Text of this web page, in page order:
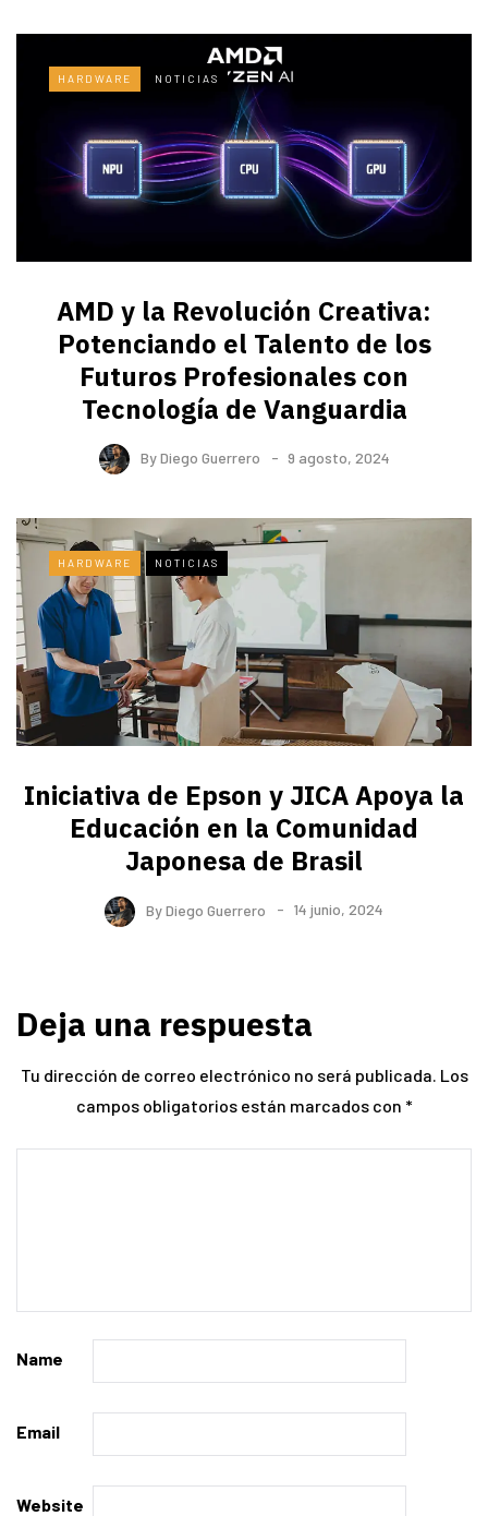
HARDWARE NOTICIAS
AMD y la Revolución Creativa:
Potenciando el Talento de los
Futuros Profesionales con
Tecnología de Vanguardia
ByDiego Guerrero 9 agosto, 2024
HARDWARE NOTICIAS
Iniciativa de Epson y JICA Apoya la
Educación en la Comunidad
Japonesa de Brasil
ByDiego Guerrero 14 junio, 2024
Deja una respuesta
Tu dirección de correo electrónico no será publicada. Los
campos obligatorios están marcados con *
Name
Email
Website